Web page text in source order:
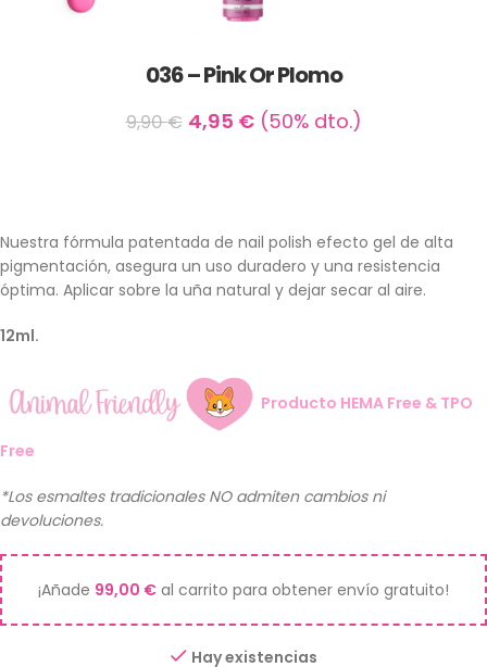
036 – Pink Or Plomo
9,90€ 4,95 €(50% dto.)
Nuestra fórmula patentada de nail polish efecto gel de alta
pigmentación, asegura un uso duradero y una resistencia
óptima. Aplicar sobre la uña natural y dejar secar al aire.
12ml.
Producto HEMA Free & TPO
Free
*Los esmaltes tradicionales NO admiten cambios ni
devoluciones.
¡Añade 99,00 € al carrito para obtener envío gratuito!
Hay existencias